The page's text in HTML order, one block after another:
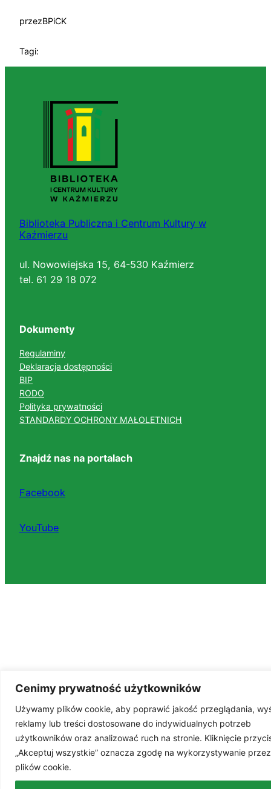
Cenimy prywatność użytkowników
Używamy plików cookie, aby poprawić jakość przeglądania,
reklamy lub treści dostosowane do indywidualnych potrzeb
użytkowników oraz analizować ruch na stronie. Kliknięcie
„Akceptuj wszystkie” oznacza zgodę na wykorzystywanie
plików cookie.
przezBPiCK
Tagi:
Biblioteka Publiczna i Centrum Kultury w
Kaźmierzu
ul. Nowowiejska 15, 64-530 Kaźmierz
tel. 61 29 18 072
Dokumenty
Regulaminy
Deklaracja dostępności
BIP
RODO
Polityka prywatności
STANDARDY OCHRONY MAŁOLETNICH
Znajdź nas na portalach
Facebook
YouTube